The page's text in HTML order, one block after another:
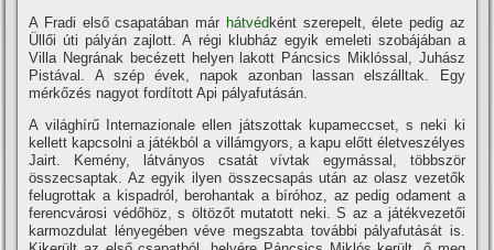
A Fradi első csapatában már hátvéd ként szerepelt, élete pedig az
Üllői úti pályán zajlott. A régi klubház egyik emeleti szobájában a
Villa Negrának becézett helyen lakott Páncsics Miklóssal, Juhász
Pistával. A szép évek, napok azonban lassan elszálltak. Egy
mérkőzés nagyot fordí­tott Api pályafutásán.
A világhí­rű Internazionale ellen játszottak kupameccset, s neki ki
kellett kapcsolni a játékból a villámgyors, a kapu előtt életveszélyes
Jairt. Kemény, látványos csatát ví­vtak egymással, többször
összecsaptak. Az egyik ilyen összecsapás után az olasz vezetők
felugrottak a kispadról, berohantak a bí­róhoz, az pedig odament a
ferencvárosi védőhöz, s öltözőt mutatott neki. S az a játékvezetői
karmozdulat lényegében véve megszabta további pályafutását is.